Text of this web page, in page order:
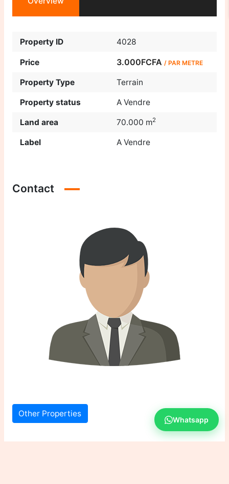
Property ID 4028
Price 3.000FCFA / PAR METRE
Property Type Terrain
Property status A Vendre
Land area 70.000 m2
Label A Vendre
Contact
Other Properties
Whatsapp